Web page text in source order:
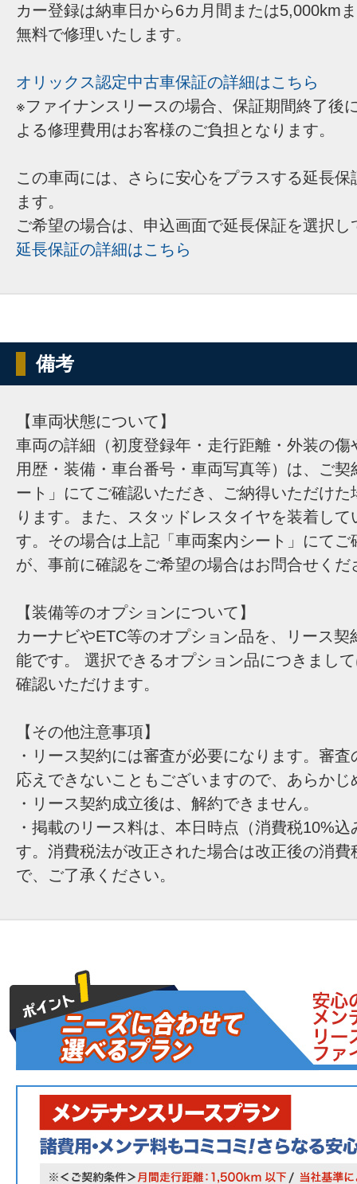
カー登録は納車日から6カ月間または5,000km
無料で修理いたします。
オリックス認定中古車保証の詳細はこちら
※ファイナンスリースの場合、保証期間終了後
よる修理費用はお客様のご負担となります。
この車両には、さらに安心をプラスする延長
ます。
ご希望の場合は、申込画面で延長保証を選択し
延長保証の詳細はこちら
備考
【車両状態について】
車両の詳細（初度登録年・走行距離・外装の傷
用歴・装備・車台番号・車両写真等）は、ご
ート」にてご確認いただき、ご納得いただけ
ります。また、スタッドレスタイヤを装着し
す。その場合は上記「車両案内シート」にてご
が、事前に確認をご希望の場合はお問合せくだ
【装備等のオプションについて】
カーナビやETC等のオプション品を、リース契
能です。 選択できるオプション品につきまし
確認いただけます。
【その他注意事項】
・リース契約には審査が必要になります。審
応えできないこともございますので、あらか
・リース契約成立後は、解約できません。
・掲載のリース料は、本日時点（消費税10%
す。消費税法が改正された場合は改正後の消費
で、ご了承ください。